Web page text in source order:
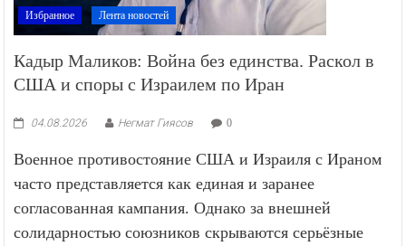
Избранное Лента новостей
Кадыр Маликов: Война без единства. Раскол в
США и споры с Израилем по Иран
04.08.2026 Негмат Гиясов 0
Военное противостояние США и Израиля с Ираном
часто представляется как единая и заранее
согласованная кампания. Однако за внешней
солидарностью союзников скрываются серьёзные